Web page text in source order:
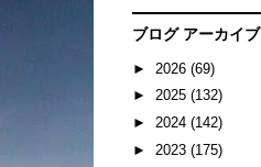
ブログ アーカイブ
► 2026 (69)
► 2025 (132)
► 2024 (142)
► 2023 (175)